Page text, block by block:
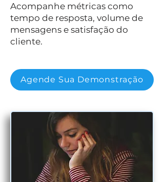
Acompanhe métricas como
tempo de resposta, volume de
mensagens e satisfação do
cliente.
Agende Sua Demonstração